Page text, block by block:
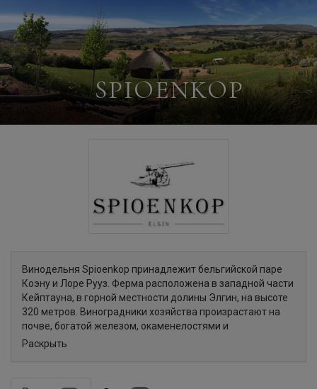
SPIOENKOP
Винодельня Spioenkop принадлежит бельгийской паре
Коэну и Лоре Рууз. Ферма расположена в западной части
Кейптауна, в горной местности долины Элгин, на высоте
320 метров. Виноградники хозяйства произрастают на
почве, богатой железом, окаменелостями и
минеральными отложениями, что в сочетании с мягким
Раскрыть